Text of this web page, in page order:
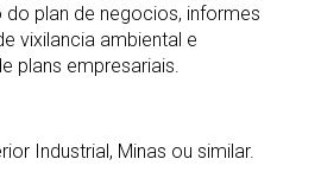
plan de negocios, informes
vixilancia ambiental e
plans empresariais.
Industrial, Minas ou similar.